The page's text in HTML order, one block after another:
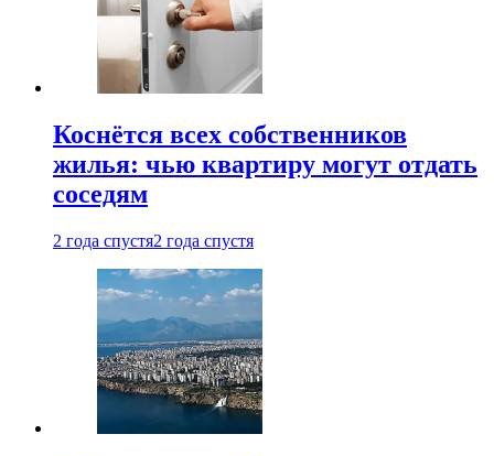
Коснётся всех собственников
жилья: чью квартиру могут отдать
соседям
2 года спустя2 года спустя